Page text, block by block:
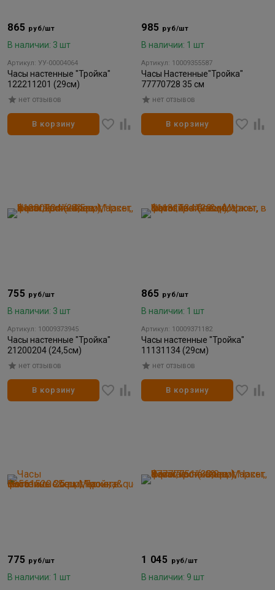
865 руб/шт
В наличии: 3 шт
Артикул: УУ-00004064
Часы настенные "Тройка"
122211201 (29см)
нет отзывов
В корзину
985 руб/шт
В наличии: 1 шт
Артикул: 10009355587
Часы Настенные"Тройка"
77770728 35 см
нет отзывов
В корзину
755 руб/шт
В наличии: 3 шт
Артикул: 10009373945
Часы настенные "Тройка"
21200204 (24,5см)
нет отзывов
В корзину
865 руб/шт
В наличии: 1 шт
Артикул: 10009371182
Часы настенные "Тройка"
11131134 (29см)
нет отзывов
В корзину
775 руб/шт
В наличии: 1 шт
1 045 руб/шт
В наличии: 9 шт